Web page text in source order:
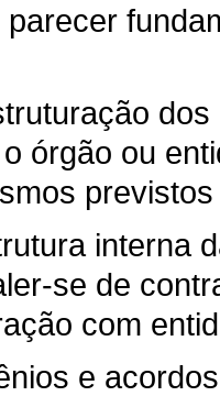
órgão ou
interna
se de
com
e